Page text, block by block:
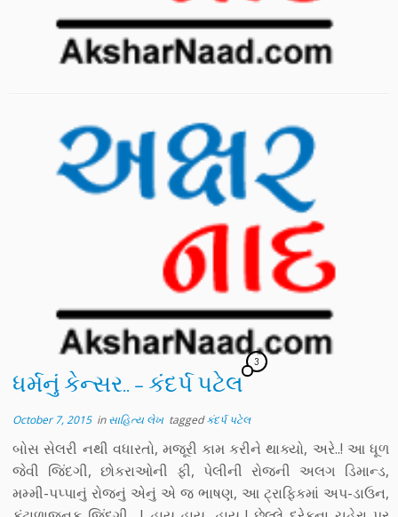
ધર્મનું કેન્સર.. – કંદર્પ પટેલ
3
October 7, 2015inસાહિત્ય લેખ taggedકંદર્પ પટેલ
બોસ સેલરી નથી વધારતો, મજૂરી કામ કરીને થાક્યો, અરે..! આ ધૂળ
જેવી જિંદગી, છોકરાઓની ફી, પેલીની રોજની અલગ ડિમાન્ડ,
મમ્મી-પપ્પાનું રોજનું એનું એ જ ભાષણ, આ ટ્રાફિકમાં અપ-ડાઉન,